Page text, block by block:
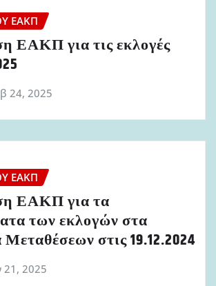
ΕΑΚΠ
ΕΑΚΠ για τις εκλογές
24, 2025
ΕΑΚΠ
ΕΑΚΠ για τα
των εκλογών στα
στις 19.12.2024
21, 2025